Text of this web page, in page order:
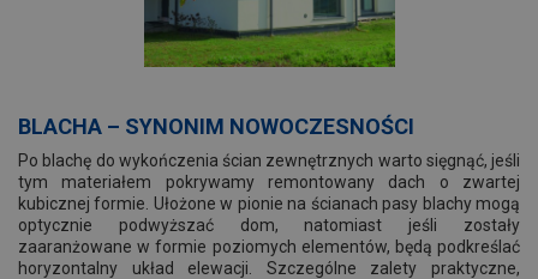
BLACHA – SYNONIM NOWOCZESNOŚCI
Po blachę do wykończenia ścian zewnętrznych warto sięgnąć, jeśli
tym materiałem pokrywamy remontowany dach o zwartej
kubicznej formie. Ułożone w pionie na ścianach pasy blachy mogą
optycznie podwyższać dom, natomiast jeśli zostały
zaaranżowane w formie poziomych elementów, będą podkreślać
horyzontalny układ elewacji. Szczególne zalety praktyczne,